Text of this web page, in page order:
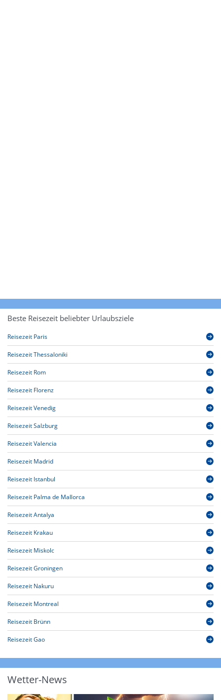
Beste Reisezeit beliebter Urlaubsziele
Reisezeit Paris
Reisezeit Thessaloniki
Reisezeit Rom
Reisezeit Florenz
Reisezeit Venedig
Reisezeit Salzburg
Reisezeit Valencia
Reisezeit Madrid
Reisezeit Istanbul
Reisezeit Palma de Mallorca
Reisezeit Antalya
Reisezeit Krakau
Reisezeit Miskolc
Reisezeit Groningen
Reisezeit Nakuru
Reisezeit Montreal
Reisezeit Brünn
Reisezeit Gao
Wetter-News